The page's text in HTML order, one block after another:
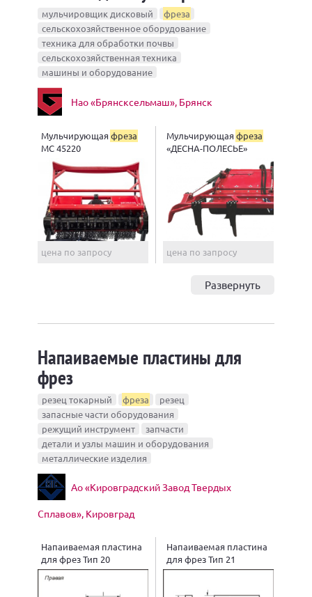
мульчировщик дисковый
фреза
сельскохозяйственное оборудование
техника для обработки почвы
сельскохозяйственная техника
машины и оборудование
Нао «Брянсксельмаш», Брянск
Мульчирующая фреза
МС 45220
цена по запросу
Мульчирующая фреза
«ДЕСНА-ПОЛЕСЬЕ»
цена по запросу
Развернуть
Напаиваемые пластины для
фрез
резец токарный фреза
резец
запасные части оборудования
режущий инструмент
запчасти
детали и узлы машин и оборудования
металлические изделия
Ао «Кировградский Завод Твердых
Сплавов», Кировград
Напаиваемая пластина
для фрез Тип 20
Напаиваемая пластина
для фрез Тип 21